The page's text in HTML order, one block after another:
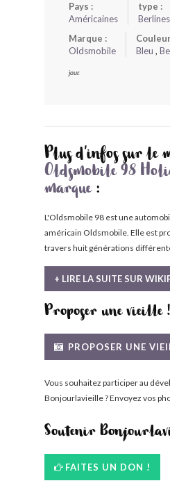
Pays :
Américaines
type :
Berlines
Marque :
Oldsmobile
Bleu ,
jour.
Plus d'infos sur le
Oldsmobile 98
marque:
L'Oldsmobile 98 est une
américain Oldsmobile. Elle est
travers huit générations
+ LIRE LA SUITE SUR
Proposer une vieille !
PROPOSER UNE
Vous souhaitez participer au
Bonjourlavieille ? Envoyez vos
Soutenir
FAITES UN DON !